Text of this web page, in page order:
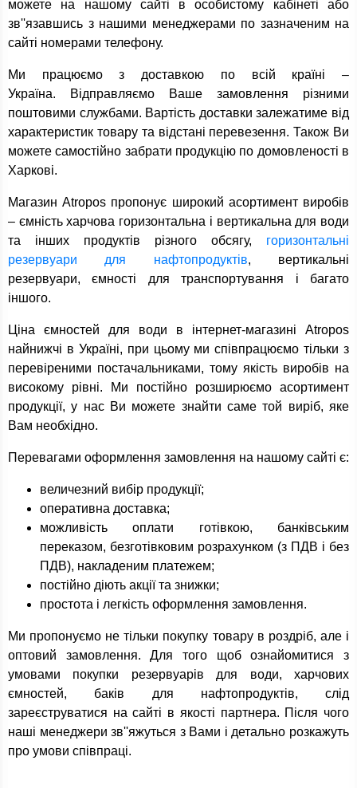
можете на нашому сайті в особистому кабінеті або
зв''язавшись з нашими менеджерами по зазначеним на
сайті номерами телефону.
Ми працюємо з доставкою по всій країні –
Україна. Відправляємо Ваше замовлення різними
поштовими службами. Вартість доставки залежатиме від
характеристик товару та відстані перевезення. Також Ви
можете самостійно забрати продукцію по домовленості в
Харкові.
Магазин Atropos пропонує широкий асортимент виробів
– ємність харчова горизонтальна і вертикальна для води
та інших продуктів різного обсягу, горизонтальні
резервуари для нафтопродуктів, вертикальні
резервуари, ємності для транспортування і багато
іншого.
Ціна ємностей для води в інтернет-магазині Atropos
найнижчі в Україні, при цьому ми співпрацюємо тільки з
перевіреними постачальниками, тому якість виробів на
високому рівні. Ми постійно розширюємо асортимент
продукції, у нас Ви можете знайти саме той виріб, яке
Вам необхідно.
Перевагами оформлення замовлення на нашому сайті є:
величезний вибір продукції;
оперативна доставка;
можливість оплати готівкою, банківським
переказом, безготівковим розрахунком (з ПДВ і без
ПДВ), накладеним платежем;
постійно діють акції та знижки;
простота і легкість оформлення замовлення.
Ми пропонуємо не тільки покупку товару в роздріб, але і
оптовий замовлення. Для того щоб ознайомитися з
умовами покупки резервуарів для води, харчових
ємностей, баків для нафтопродуктів, слід
зареєструватися на сайті в якості партнера. Після чого
наші менеджери зв''яжуться з Вами і детально розкажуть
про умови співпраці.